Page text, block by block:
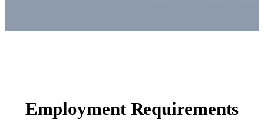
Employment Requirements